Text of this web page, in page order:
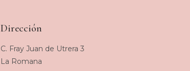
Dirección
C. Fray Juan de Utrera 3
La Romana